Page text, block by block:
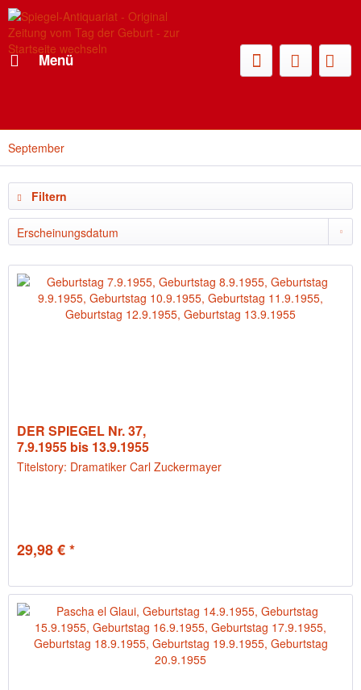
Menü
September
Filtern
DER SPIEGEL Nr. 37,
7.9.1955 bis 13.9.1955
Titelstory: Dramatiker Carl Zuckermayer
29,98 € *